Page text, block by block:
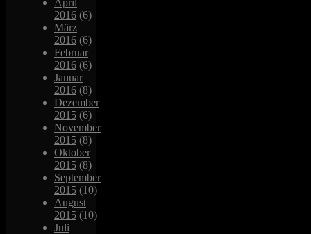
2016 (6)
März
2016 (6)
Februar
2016 (6)
Januar
2016 (8)
Dezember
2015 (6)
November
2015 (8)
Oktober
2015 (8)
September
2015 (10)
August
2015 (10)
Juli